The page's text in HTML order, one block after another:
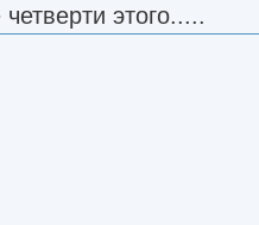
этого.....